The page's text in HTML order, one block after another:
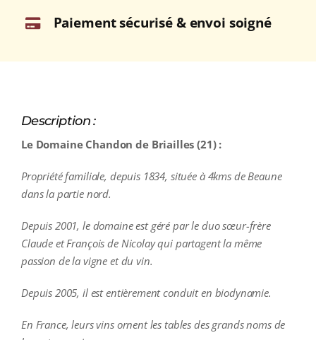
Paiement sécurisé & envoi soigné
Description :
Le Domaine Chandon de Briailles (21) :
Propriété familiale, depuis 1834, située à 4kms de Beaune
dans la partie nord.
Depuis 2001, le domaineest géré par le duo sœur-frère
Claude et François de Nicolay qui partagent la même
passion de la vigne et du vin.
Depuis 2005, il est entièrement conduit en biodynamie.
En France, leurs vins ornent les tables des grands noms de